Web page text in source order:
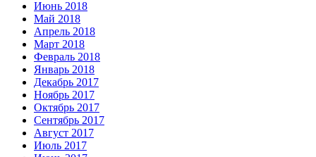
Июнь 2018
Май 2018
Апрель 2018
Март 2018
Февраль 2018
Январь 2018
Декабрь 2017
Ноябрь 2017
Октябрь 2017
Сентябрь 2017
Август 2017
Июль 2017